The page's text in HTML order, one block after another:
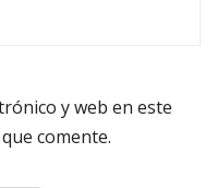
y web en este
comente.